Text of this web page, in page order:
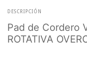
DESCRIPCIÓN
Pad de Cordero
ROTATIVA